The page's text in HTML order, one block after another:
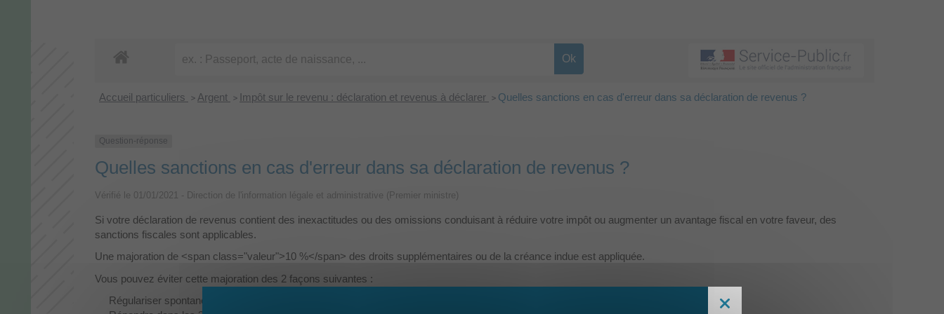
Accueil particuliers > Argent > Impôt sur le revenu : déclaration et revenus à déclarer > Quelles sanctions en cas d'erreur dans sa déclaration de revenus ?
Question-réponse
Quelles sanctions en cas d'erreur dans sa déclaration de revenus ?
Vérifié le 01/01/2021 - Direction de l'information légale et administrative (Premier ministre)
Si votre déclaration de revenus contient des inexactitudes ou des omissions conduisant à réduire votre impôt ou augmenter un avantage fiscal en votre faveur, des
sanctions fiscales sont applicables.
Une majoration de <span class="valeur">10 %</span> des droits supplémentaires ou de la créance indue est appliquée.
Vous pouvez éviter cette majoration des 2 façons suivantes :
Régulariser spontanément votre situation (en déposant une déclaration rectificative)